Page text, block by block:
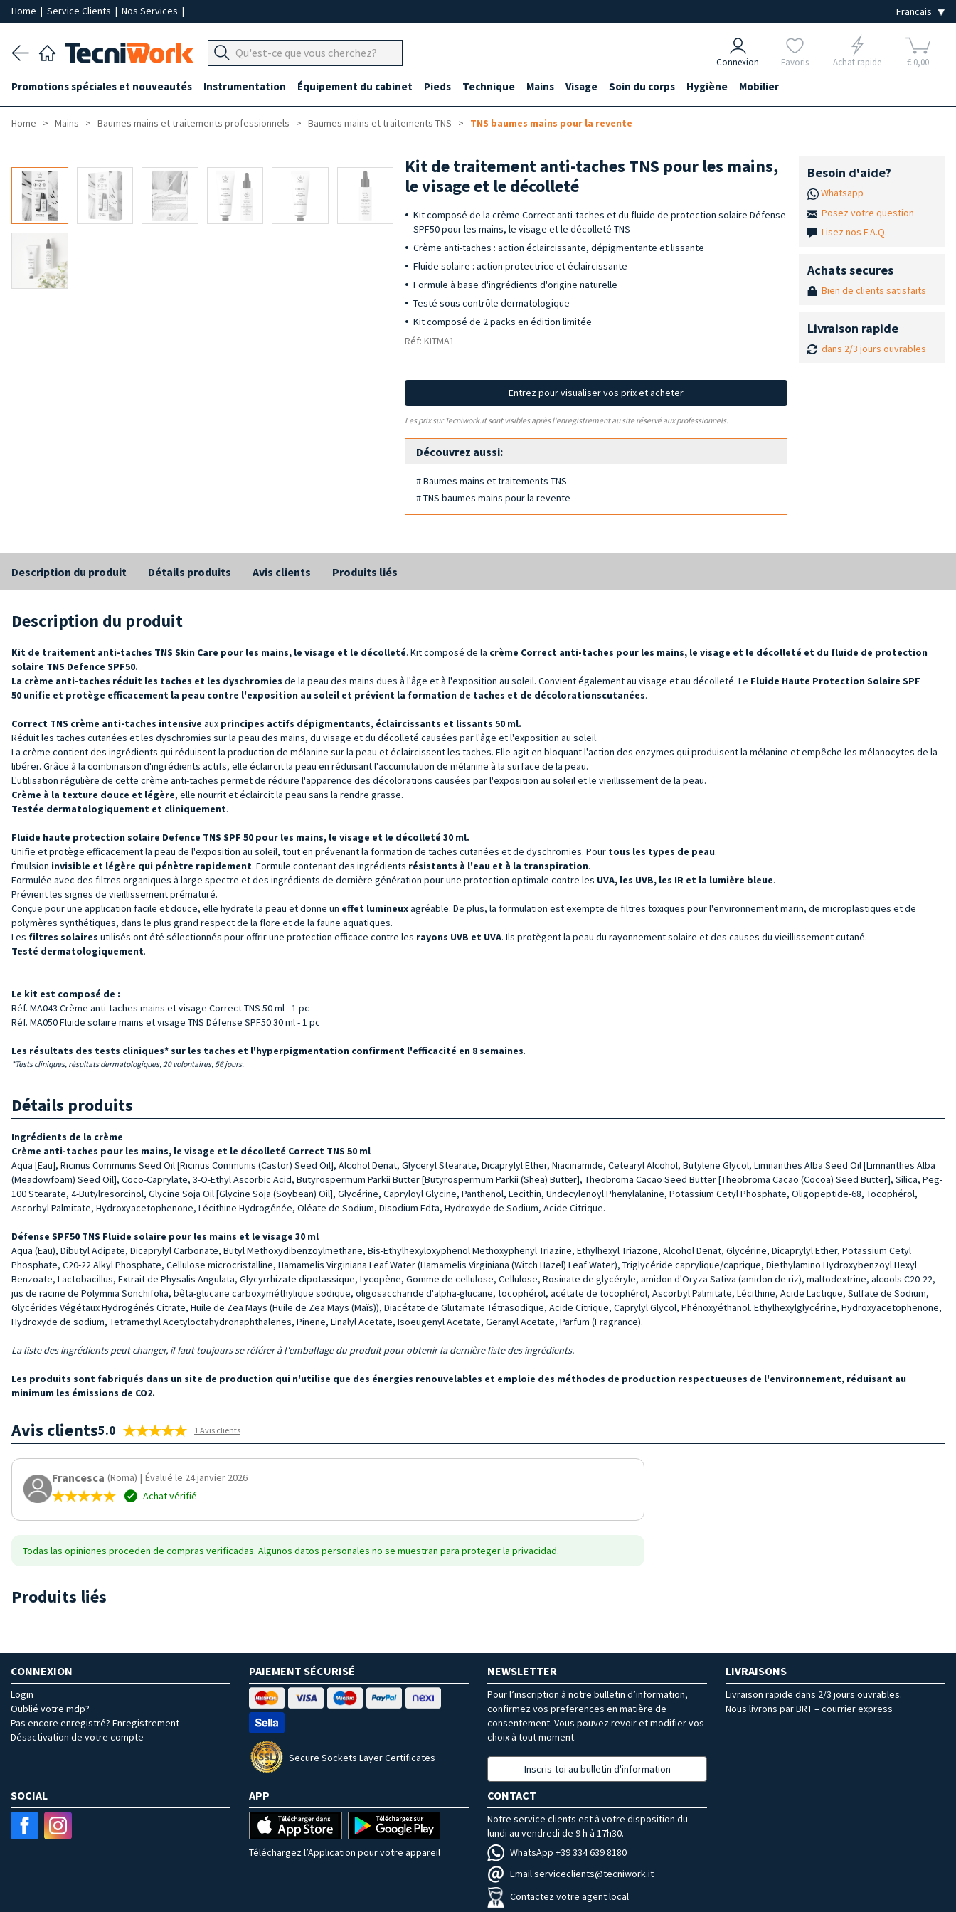
Home | Service Clients | Nos Services |
Connexion Favoris Achat rapide € 0,00
Promotions spéciales et nouveautés Instrumentation Équipement du cabinet Pieds Technique Mains Visage Soin du corps Hygiène Mobilier
Home Mains Baumes mains et traitements professionnels Baumes mains et traitements TNS TNS baumes mains pour la revente
Kit de traitement anti-taches TNS pour les mains,
le visage et le décolleté
Kit composé de la crème Correct anti-taches et du fluide de protection solaire Défense
SPF50 pour les mains, le visage et le décolleté TNS
Crème anti-taches : action éclaircissante, dépigmentante et lissante
Fluide solaire : action protectrice et éclaircissante
Formule à base d'ingrédients d'origine naturelle
Testé sous contrôle dermatologique
Kit composé de 2 packs en édition limitée
Réf: KITMA1
Entrez pour visualiser vos prix et acheter
Les prix sur Tecniwork.it sont visibles après l'enregistrement au site réservé aux professionnels.
Découvrez aussi:
# Baumes mains et traitements TNS
# TNS baumes mains pour la revente
Besoin d'aide?
Whatsapp
Posez votre question
Lisez nos F.A.Q.
Achats secures
Bien de clients satisfaits
Livraison rapide
dans 2/3 jours ouvrables
Description du produit Détails produits Avis clients Produits liés
Description du produit
Kit de traitement anti-taches TNS Skin Care pour les mains, le visage et le décolleté. Kit composé de la crème Correct anti-taches pour les mains, le visage et le décolleté et du fluide de protection
solaire TNS Defence SPF50.
La crème anti-taches réduit les taches et les dyschromies de la peau des mains dues à l'âge et à l'exposition au soleil. Convient également au visage et au décolleté. Le Fluide Haute Protection Solaire SPF
50 unifie et protège efficacement la peau contre l'exposition au soleil et prévient la formation de taches et de décolorationscutanées.
Correct TNS crème anti-taches intensive aux principes actifs dépigmentants, éclaircissants et lissants 50 ml.
Réduit les taches cutanées et les dyschromies sur la peau des mains, du visage et du décolleté causées par l'âge et l'exposition au soleil.
La crème contient des ingrédients qui réduisent la production de mélanine sur la peau et éclaircissent les taches. Elle agit en bloquant l'action des enzymes qui produisent la mélanine et empêche les mélanocytes de la
libérer. Grâce à la combinaison d'ingrédients actifs, elle éclaircit la peau en réduisant l'accumulation de mélanine à la surface de la peau.
L'utilisation régulière de cette crème anti-taches permet de réduire l'apparence des décolorations causées par l'exposition au soleil et le vieillissement de la peau.
Crème à la texture douce et légère, elle nourrit et éclaircit la peau sans la rendre grasse.
Testée dermatologiquement et cliniquement.
Fluide haute protection solaire Defence TNS SPF 50 pour les mains, le visage et le décolleté 30 ml.
Unifie et protège efficacement la peau de l'exposition au soleil, tout en prévenant la formation de taches cutanées et de dyschromies. Pour tous les types de peau.
Émulsion invisible et légère qui pénètre rapidement. Formule contenant des ingrédients résistants à l'eau et à la transpiration.
Formulée avec des filtres organiques à large spectre et des ingrédients de dernière génération pour une protection optimale contre les UVA, les UVB, les IR et la lumière bleue.
Prévient les signes de vieillissement prématuré.
Conçue pour une application facile et douce, elle hydrate la peau et donne un effet lumineuxagréable. De plus, la formulation est exempte de filtres toxiques pour l'environnement marin, de microplastiques et de
polymères synthétiques, dans le plus grand respect de la flore et de la faune aquatiques.
Les filtres solaires utilisés ont été sélectionnés pour offrir une protection efficace contre les rayons UVB et UVA. Ils protègent la peau du rayonnement solaire et des causes du vieillissement cutané.
Testé dermatologiquement.
Le kit est composé de :
Réf. MA043 Crème anti-taches mains et visage Correct TNS 50 ml - 1 pc
Réf. MA050 Fluide solaire mains et visage TNS Défense SPF50 30 ml - 1 pc
Les résultats des tests cliniques* sur les taches et l'hyperpigmentation confirment l'efficacité en 8 semaines.
*Tests cliniques, résultats dermatologiques, 20 volontaires, 56 jours.
Détails produits
Ingrédients de la crème
Crème anti-taches pour les mains, le visage et le décolleté Correct TNS 50 ml
Aqua [Eau], Ricinus Communis Seed Oil [Ricinus Communis (Castor) Seed Oil], Alcohol Denat, Glyceryl Stearate, Dicaprylyl Ether, Niacinamide, Cetearyl Alcohol, Butylene Glycol, Limnanthes Alba Seed Oil [Limnanthes Alba
(Meadowfoam) Seed Oil], Coco-Caprylate, 3-O-Ethyl Ascorbic Acid, Butyrospermum Parkii Butter [Butyrospermum Parkii (Shea) Butter], Theobroma Cacao Seed Butter [Theobroma Cacao (Cocoa) Seed Butter], Silica, Peg-
100 Stearate, 4-Butylresorcinol, Glycine Soja Oil [Glycine Soja (Soybean) Oil], Glycérine, Capryloyl Glycine, Panthenol, Lecithin, Undecylenoyl Phenylalanine, Potassium Cetyl Phosphate, Oligopeptide-68, Tocophérol,
Ascorbyl Palmitate, Hydroxyacetophenone, Lécithine Hydrogénée, Oléate de Sodium, Disodium Edta, Hydroxyde de Sodium, Acide Citrique.
Défense SPF50 TNS Fluide solaire pour les mains et le visage 30 ml
Aqua (Eau), Dibutyl Adipate, Dicaprylyl Carbonate, Butyl Methoxydibenzoylmethane, Bis-Ethylhexyloxyphenol Methoxyphenyl Triazine, Ethylhexyl Triazone, Alcohol Denat, Glycérine, Dicaprylyl Ether, Potassium Cetyl
Phosphate, C20-22 Alkyl Phosphate, Cellulose microcristalline, Hamamelis Virginiana Leaf Water (Hamamelis Virginiana (Witch Hazel) Leaf Water), Triglycéride caprylique/caprique, Diethylamino Hydroxybenzoyl Hexyl
Benzoate, Lactobacillus, Extrait de Physalis Angulata, Glycyrrhizate dipotassique, Lycopène, Gomme de cellulose, Cellulose, Rosinate de glycéryle, amidon d'Oryza Sativa (amidon de riz), maltodextrine, alcools C20-22,
jus de racine de Polymnia Sonchifolia, bêta-glucane carboxyméthylique sodique, oligosaccharide d'alpha-glucane, tocophérol, acétate de tocophérol, Ascorbyl Palmitate, Lécithine, Acide Lactique, Sulfate de Sodium,
Glycérides Végétaux Hydrogénés Citrate, Huile de Zea Mays (Huile de Zea Mays (Maïs)), Diacétate de Glutamate Tétrasodique, Acide Citrique, Caprylyl Glycol, Phénoxyéthanol. Ethylhexylglycérine, Hydroxyacetophenone,
Hydroxyde de sodium, Tetramethyl Acetyloctahydronaphthalenes, Pinene, Linalyl Acetate, Isoeugenyl Acetate, Geranyl Acetate, Parfum (Fragrance).
La liste des ingrédients peut changer, il faut toujours se référer à l'emballage du produit pour obtenir la dernière liste des ingrédients.
Les produits sont fabriqués dans un site de production qui n'utilise que des énergies renouvelables et emploie des méthodes de production respectueuses de l'environnement, réduisant au
minimum les émissions de CO2.
Avis clients5.0 1 Avis clients
Francesca (Roma) | Évalué le 24 janvier 2026
Achat vérifié
Todas las opiniones proceden de compras verificadas. Algunos datos personales no se muestran para proteger la privacidad.
Produits liés
CONNEXION
Login
Oublié votre mdp?
Pas encore enregistré? Enregistrement
Désactivation de votre compte
PAIEMENT SÉCURISÉ
Secure Sockets Layer Certificates
NEWSLETTER
Pour l’inscription à notre bulletin d’information,
confirmez vos preferences en matière de
consentement. Vous pouvez revoir et modifier vos
choix à tout moment.
Inscris-toi au bulletin d'information
LIVRAISONS
Livraison rapide dans 2/3 jours ouvrables.
Nous livrons par BRT – courrier express
SOCIAL APP
Téléchargez l’Application pour votre appareil
CONTACT
Notre service clients est à votre disposition du
lundi au vendredi de 9 h à 17h30.
WhatsApp +39 334 639 8180
Email serviceclients@tecniwork.it
Contactez votre agent local